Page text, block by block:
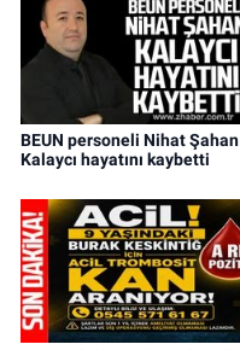
BEUN personeli Nihat Şahan
Kalaycı hayatını kaybetti